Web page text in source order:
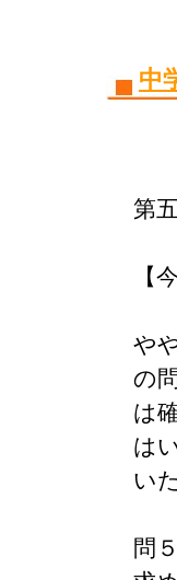
中
第
【
や
の
は
は
い
問